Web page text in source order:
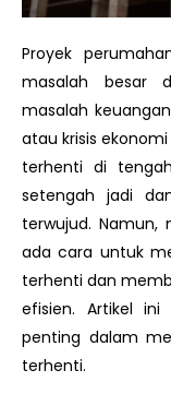
Proyek
masalah besar
masalah
atau krisis
terhenti di
setengah jadi
terwujud. Namun,
ada cara untuk
terhenti dan
efisien. Artikel ini
penting dalam
terhenti.